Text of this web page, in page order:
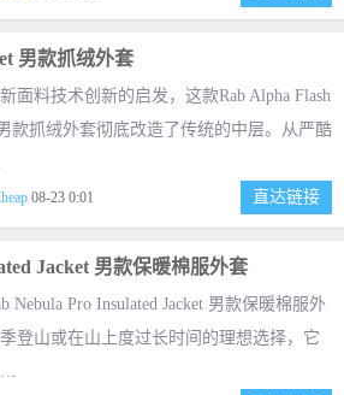
男款抓绒外套
面料技术创新的启发，这款Rab Alpha Flash
款抓绒外套彻底改造了传统的中层。从严酷
08-23 0:01 直达链接
Jacket 男款保暖棉服外套
Nebula Pro Insulated Jacket 男款保暖棉服外
登山或在山上度过长时间的理想选择，它